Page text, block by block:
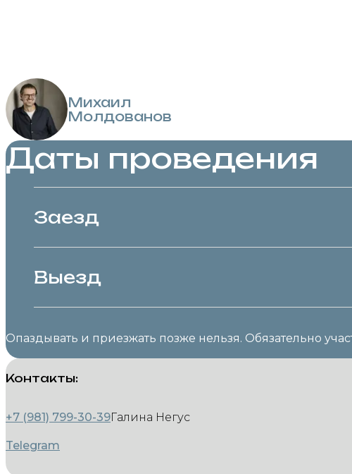
Михаил
Молдованов
Даты проведения
Заезд
Выезд
Опаздывать и приезжать позже нельзя. Обязательно
Контакты:
+7 (981) 799-30-39Галина Негус
Telegram